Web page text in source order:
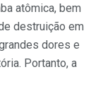
atômica, bem
destruição em
dores e
Portanto, a